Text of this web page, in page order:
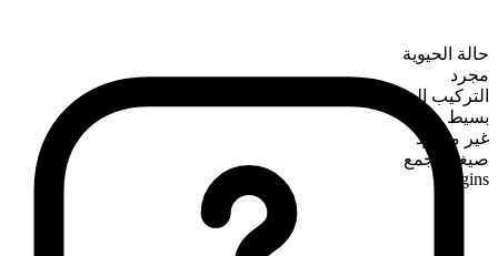
حالة الحيوية
مجرد
التركيب الصرفي
بسيط
غير معدود
صيغة الجمع
gins